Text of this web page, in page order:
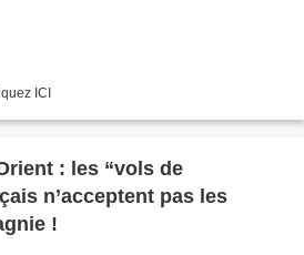
ICI
: les “vols de
n’acceptent pas les
!